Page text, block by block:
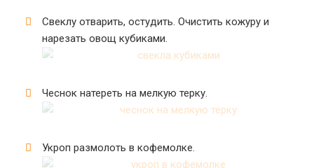
Свеклу отварить, остудить. Очистить кожуру и
нарезать овощ кубиками.
Чеснок натереть на мелкую терку.
Укроп размолоть в кофемолке.